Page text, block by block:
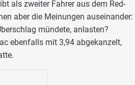
als zweiter Fahrer aus dem Red-
aber die Meinungen auseinander:
mündete, anlasten?
ebenfalls mit 3,94 abgekanzelt,